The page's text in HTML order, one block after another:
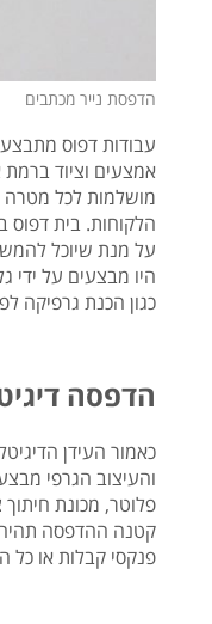
הדפסת נייר מכתבים
עבודות דפוס
אמצעים וציוד
מושלמות לכל מטרה
הלקוחות. בית
על מנת שיוכל
היו מבצעים על ידי
כגון הכנת גרפיקה
הדפסה
כאמור העידן
והעיצוב הגרפי
פלוטר, מכונת
קטנה ההדפסה תהיה
פנקסי קבלות או כל